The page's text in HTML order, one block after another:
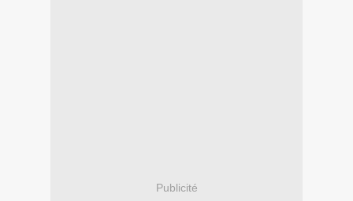
Publicité